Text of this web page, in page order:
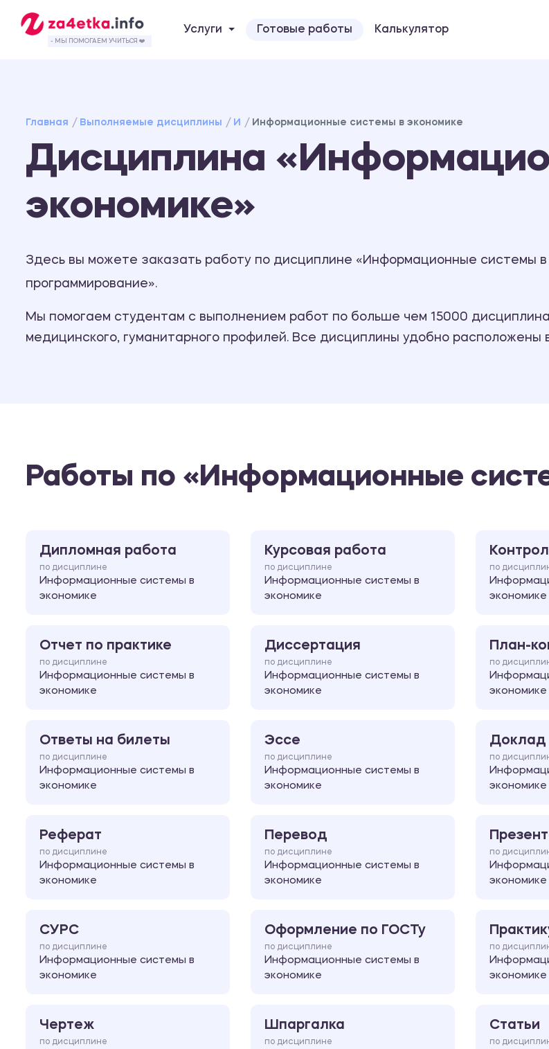
- МЫ ПОМОГАЕМ УЧИТЬСЯ ❤️
Услуги Готовые работы Калькулятор
Главная Выполняемые дисциплины И Информационные системы в экономике
Дисциплина
экономике»
Здесь вы можете заказать работу по дисциплине «Информационные системы
программирование».
Мы помогаем студентам с выполнением работ по больше чем 15000
медицинского, гуманитарного профилей. Все дисциплины удобно расположены
Работы по «Информационные
Дипломная работа
по дисциплине
Информационные системы в
экономике
Курсовая работа
по дисциплине
Информационные системы в
экономике
по
экономике
Отчет по практике
по дисциплине
Информационные системы в
экономике
Диссертация
по дисциплине
Информационные системы в
экономике
План-
по
экономике
Ответы на билеты
по дисциплине
Информационные системы в
экономике
Эссе
по дисциплине
Информационные системы в
экономике
Доклад
по
экономике
Реферат
по дисциплине
Информационные системы в
экономике
Перевод
по дисциплине
Информационные системы в
экономике
по
экономике
СУРС
по дисциплине
Информационные системы в
экономике
Оформление по ГОСТу
по дисциплине
Информационные системы в
экономике
по
экономике
Чертеж
по дисциплине
Шпаргалка
по дисциплине
Статьи
по